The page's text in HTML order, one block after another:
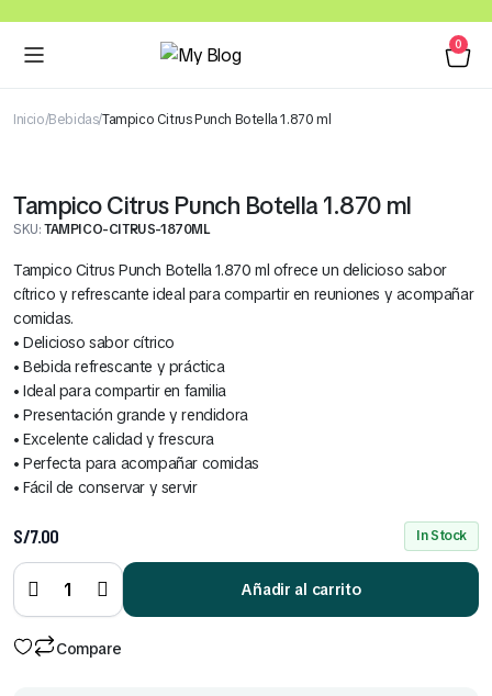
0
Inicio Bebidas Tampico Citrus Punch Botella 1.870 ml
Tampico Citrus Punch Botella 1.870 ml
SKU:TAMPICO-CITRUS-1870ML
Tampico Citrus Punch Botella 1.870 ml ofrece un delicioso sabor
cítrico y refrescante ideal para compartir en reuniones y acompañar
comidas.
• Delicioso sabor cítrico
• Bebida refrescante y práctica
• Ideal para compartir en familia
• Presentación grande y rendidora
• Excelente calidad y frescura
• Perfecta para acompañar comidas
• Fácil de conservar y servir
S/7.00 In Stock
Citrus
Punch
Botella
1.870 ml
Añadir al carrito
Compare